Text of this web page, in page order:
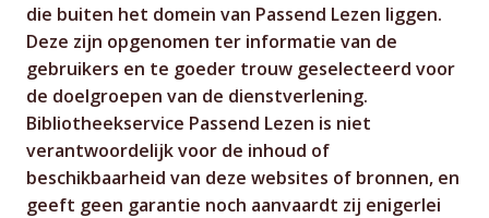
die buiten het domein van Passend Lezen liggen.
Deze zijn opgenomen ter informatie van de
gebruikers en te goeder trouw geselecteerd voor
de doelgroepen van de dienstverlening.
Bibliotheekservice Passend Lezen is niet
verantwoordelijk voor de inhoud of
beschikbaarheid van deze websites of bronnen, en
geeft geen garantie noch aanvaardt zij enigerlei